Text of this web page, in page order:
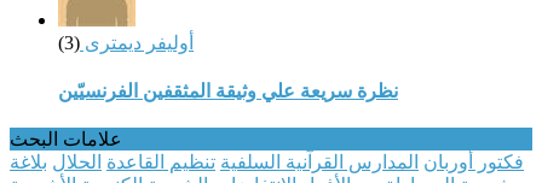
أوليفر ديمترى (3)
نظرة سريعة علي وثيقة المثقفين الفرنسيّين
علامات البحث
فكتور أوربان المدارس القرآنية السلفية تنظيم القاعدة الحلال بلاغة